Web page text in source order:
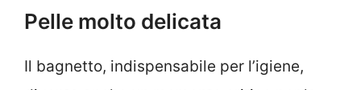
Pelle molto delicata
Il bagnetto, indispensabile per l’igiene,